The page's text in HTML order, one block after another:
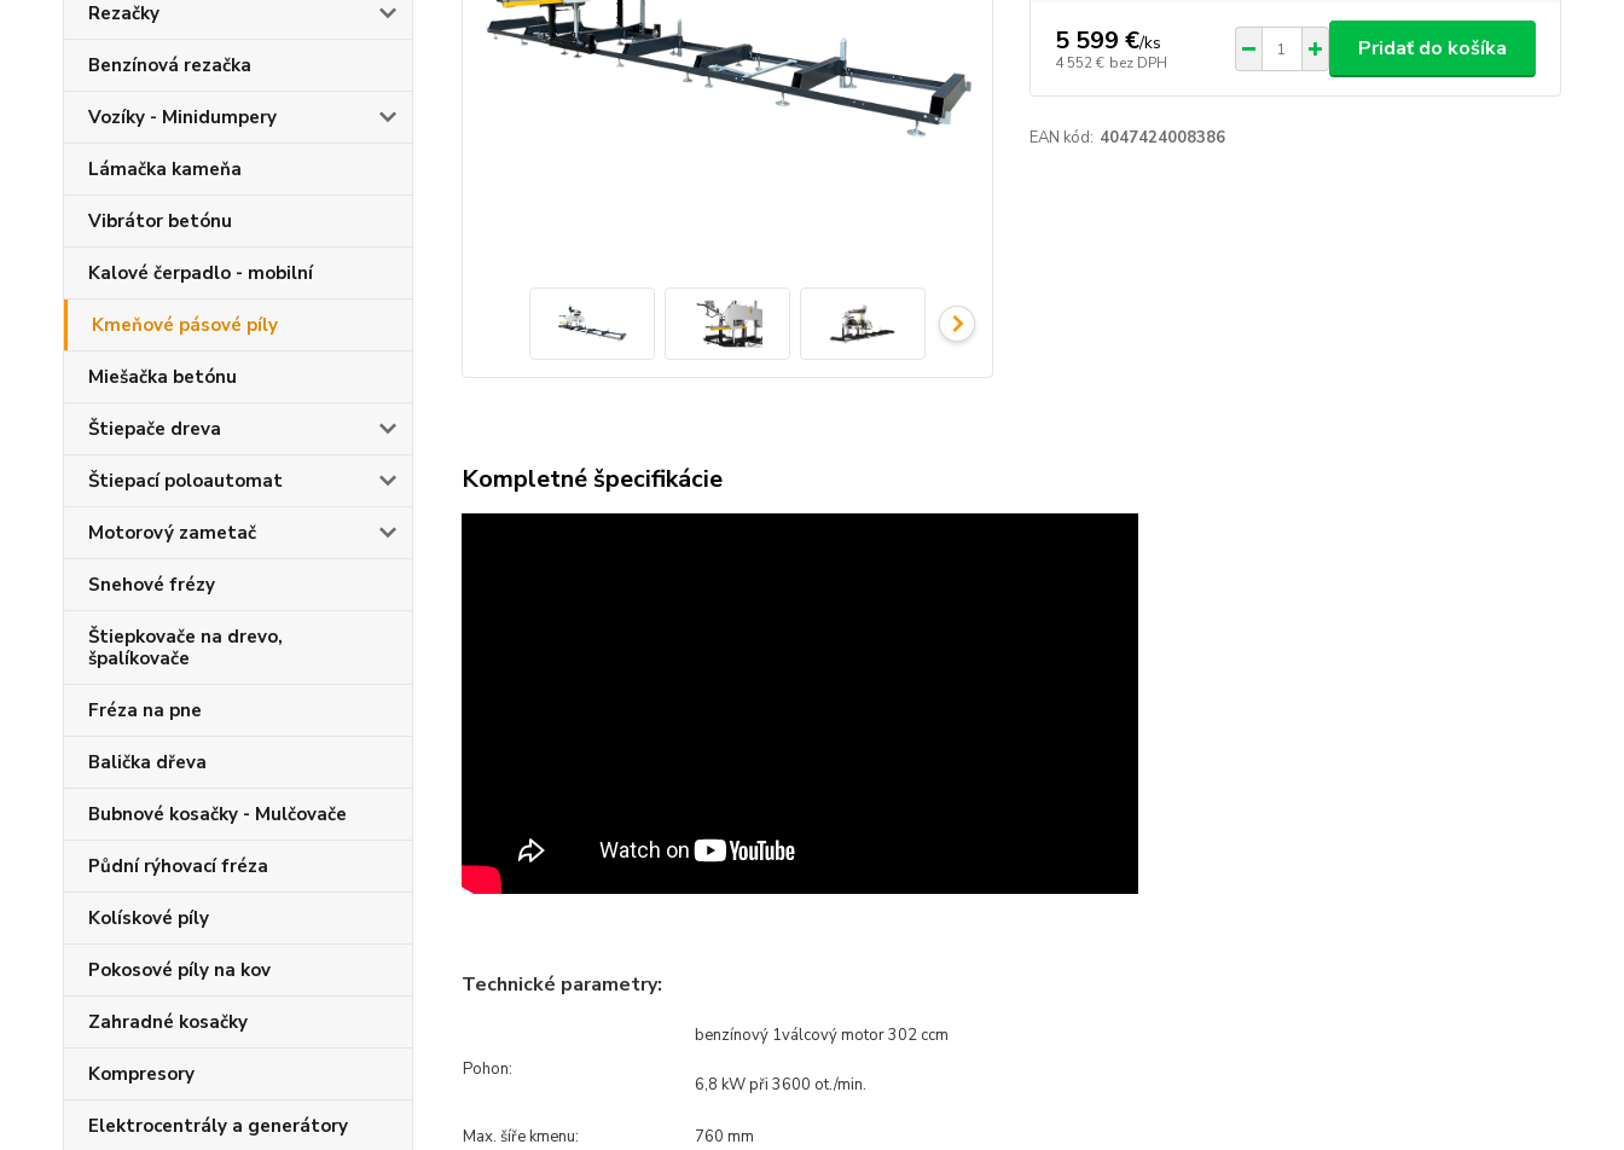
Rezačky
Benzínová rezačka
Vozíky - Minidumpery
Lámačka kameňa
Vibrátor betónu
Kalové čerpadlo - mobilní
Kmeňové pásové píly
Miešačka betónu
Štiepače dreva
Štiepací poloautomat
Motorový zametač
Snehové frézy
Štiepkovače na drevo,
špalíkovače
Fréza na pne
Balička dřeva
Bubnové kosačky - Mulčovače
Půdní rýhovací fréza
Kolískové píly
Pokosové píly na kov
Zahradné kosačky
Kompresory
Elektrocentrály a generátory
5 599 €/ks
4 552 € bez DPH
Pridať do košíka
EAN kód: 4047424008386
Kompletné špecifikácie
Technické parametry:
Pohon:
benzínový 1válcový motor 302 ccm
6,8 kW při 3600 ot./min.
Max. šíře kmenu:
760 mm